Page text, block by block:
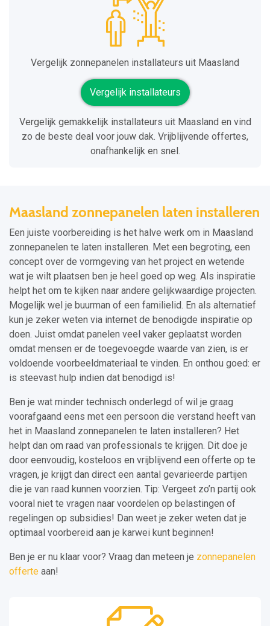
Vergelijk zonnepanelen installateurs uit Maasland
Vergelijk installateurs
Vergelijk gemakkelijk installateurs uit Maasland en vind
zo de beste deal voor jouw dak. Vrijblijvende offertes,
onafhankelijk en snel.
Maasland zonnepanelen laten installeren
Een juiste voorbereiding is het halve werk om in Maasland
zonnepanelen te laten installeren. Met een begroting, een
concept over de vormgeving van het project en wetende
wat je wilt plaatsen ben je heel goed op weg. Als inspiratie
helpt het om te kijken naar andere gelijkwaardige projecten.
Mogelijk wel je buurman of een familielid. En als alternatief
kun je zeker weten via internet de benodigde inspiratie op
doen. Juist omdat panelen veel vaker geplaatst worden
omdat mensen er de toegevoegde waarde van zien, is er
voldoende voorbeeldmateriaal te vinden. En onthou goed: er
is steevast hulp indien dat benodigd is!
Ben je wat minder technisch onderlegd of wil je graag
voorafgaand eens met een persoon die verstand heeft van
het in Maasland zonnepanelen te laten installeren? Het
helpt dan om raad van professionals te krijgen. Dit doe je
door eenvoudig, kosteloos en vrijblijvend een offerte op te
vragen, je krijgt dan direct een aantal gevarieerde partijen
die je van raad kunnen voorzien. Tip: Vergeet zo’n partij ook
vooral niet te vragen naar voordelen op belastingen of
regelingen op subsidies! Dan weet je zeker weten dat je
optimaal voorbereid aan je karwei kunt beginnen!
Ben je er nu klaar voor? Vraag dan meteen je zonnepanelen
offerte aan!